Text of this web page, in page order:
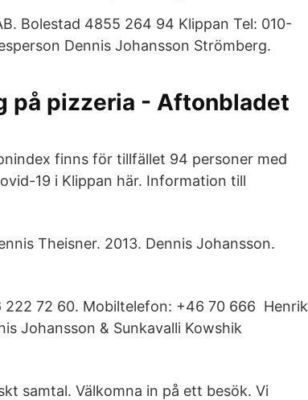
Bolestad 4855 264 94 Klippan Tel: 010-
Dennis Johansson Strömberg.
på pizzeria - Aftonbladet
finns för tillfället 94 personer med
19 i Klippan här. Information till
Theisner. 2013. Dennis Johansson.
222 72 60. Mobiltelefon: +46 70 666 Henrik
Johansson & Sunkavalli Kowshik
samtal. Välkomna in på ett besök. Vi